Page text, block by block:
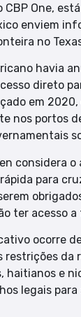
CBP One,
enviem
no
havia
direto
em
nos portos
considera
para
ter acesso
ocorre
restrições da
haitianos e
legais